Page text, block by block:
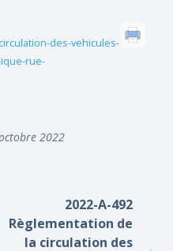
des-vehicules-
rue-
2022
2022-A-492
Règlementation de
la circulation des